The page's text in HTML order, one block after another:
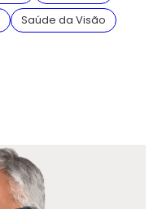
Saúde da Visão